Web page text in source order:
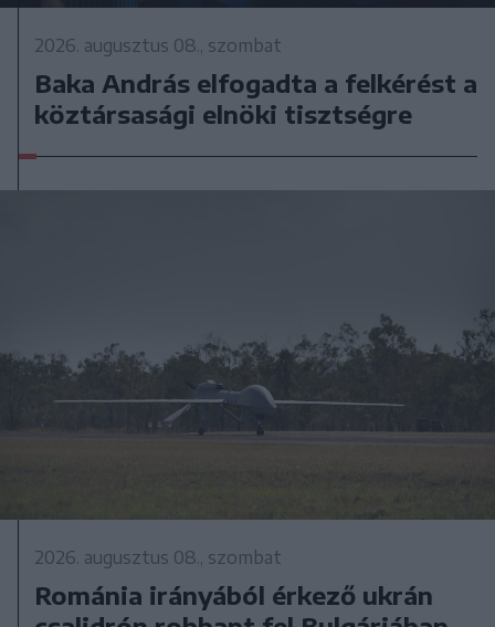
2026. augusztus 08., szombat
Baka András elfogadta a felkérést a
köztársasági elnöki tisztségre
2026. augusztus 08., szombat
Románia irányából érkező ukrán